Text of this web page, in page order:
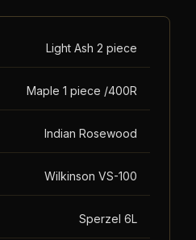
Light Ash 2 piece
Maple 1 piece /400R
Indian Rosewood
Wilkinson VS-100
Sperzel 6L